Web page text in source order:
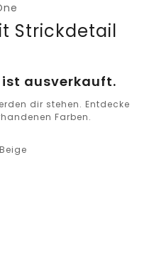
Strickdetail
ist ausverkauft.
dir stehen. Entdecke
Farben.